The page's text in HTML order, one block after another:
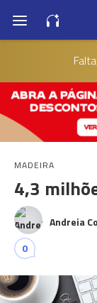
MADEIRA
4,3
Andreia
0